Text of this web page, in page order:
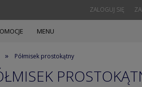
ZALOGUJ SIĘ
MENU
» Półmisek prostokątny